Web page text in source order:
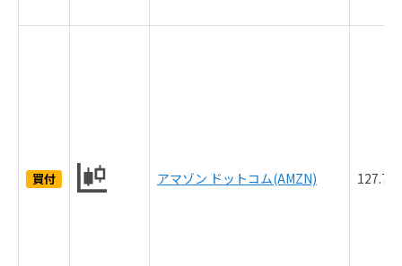
買付 アマゾン ドットコム(AMZN) 127.74